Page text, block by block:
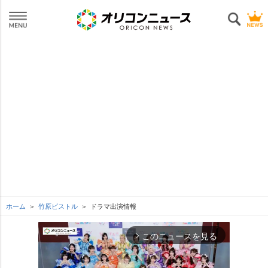
ホーム 竹原ピストル ドラマ出演情報
arrow_forward_ios このニュースを見る